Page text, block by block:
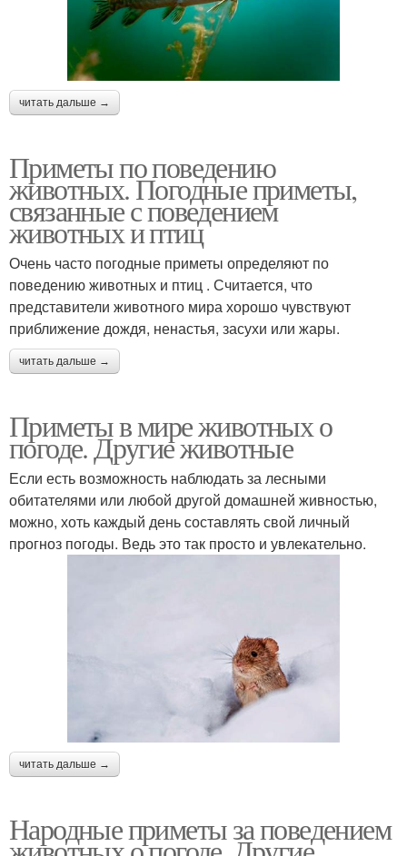
читать дальше →
Приметы по поведению
животных. Погодные приметы,
связанные с поведением
животных и птиц
Очень часто погодные приметы определяют по
поведению животных и птиц . Считается, что
представители животного мира хорошо чувствуют
приближение дождя, ненастья, засухи или жары.
читать дальше →
Приметы в мире животных о
погоде. Другие животные
Если есть возможность наблюдать за лесными
обитателями или любой другой домашней живностью,
можно, хоть каждый день составлять свой личный
прогноз погоды. Ведь это так просто и увлекательно.
читать дальше →
Народные приметы за поведением